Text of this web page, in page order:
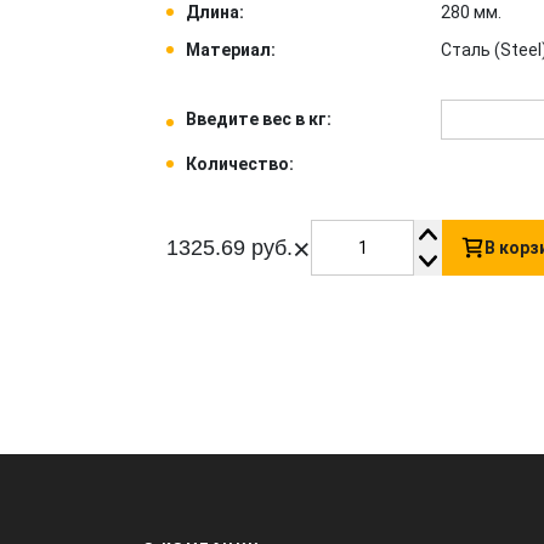
Длина:
280 мм.
Материал:
Сталь (Steel)
Введите вес в кг:
Количество:
1325.69 руб.× В